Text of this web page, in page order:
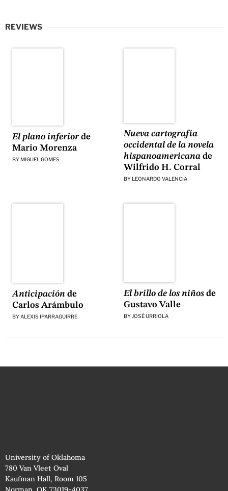
REVIEWS
El plano inferiorde
Mario Morenza
BY MIGUEL GOMES
Nueva cartografía
occidental de la novela
hispanoamericanade
Wilfrido H. Corral
BY LEONARDO VALENCIA
Anticipaciónde
Carlos Arámbulo
BYALEXIS IPARRAGUIRRE
El brillo de los niñosde
Gustavo Valle
BY JOSÉ URRIOLA
University of Oklahoma
780 Van Vleet Oval
Kaufman Hall, Room 105